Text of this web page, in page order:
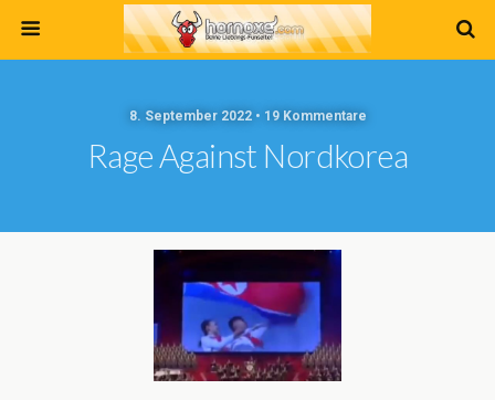
8. September 2022 • 19 Kommentare
Rage Against Nordkorea